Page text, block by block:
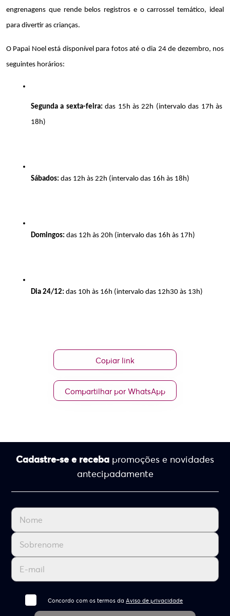
engrenagens que rende belos registros e o carrossel temático, ideal
para divertir as crianças.
O Papai Noel está disponível para fotos até o dia 24 de dezembro, nos
seguintes horários:
Segunda a sexta-feira: das 15h às 22h (intervalo das 17h às
18h)
Sábados: das 12h às 22h (intervalo das 16h às 18h)
Domingos: das 12h às 20h (intervalo das 16h às 17h)
Dia 24/12: das 10h às 16h (intervalo das 12h30 às 13h)
Copiar link
Compartilhar por WhatsApp
Cadastre-se e receba promoções e novidades
antecipadamente
Concordo com os termos daAviso de privacidade